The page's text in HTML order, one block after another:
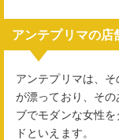
アンテプリマの店
アンテプリマは、
が漂っており、そ
ブでモダンな女性
ドといえます。